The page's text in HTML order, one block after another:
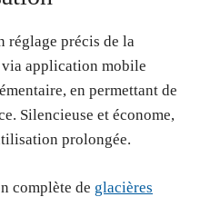
réglage précis de la
application mobile
en permettant de
Silencieuse et économe,
prolongée.
complète de glacières